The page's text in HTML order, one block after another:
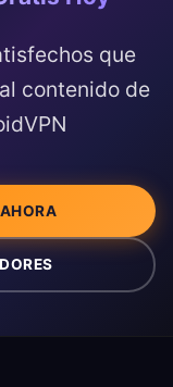
que
contenido de